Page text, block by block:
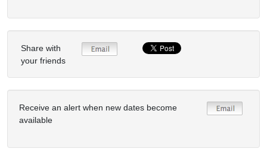
Share with
your friends
Receive an alert when new dates become
available